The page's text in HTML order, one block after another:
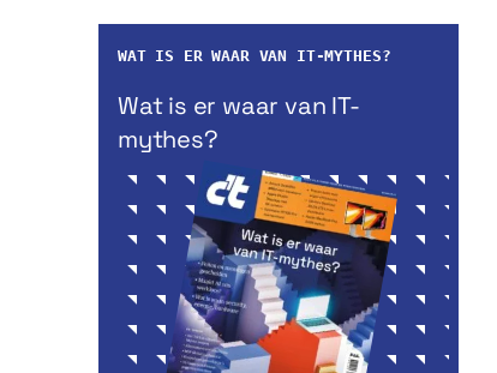
WAT IS ER WAAR VAN IT-MYTHES?
Wat is er waar van IT-
mythes?